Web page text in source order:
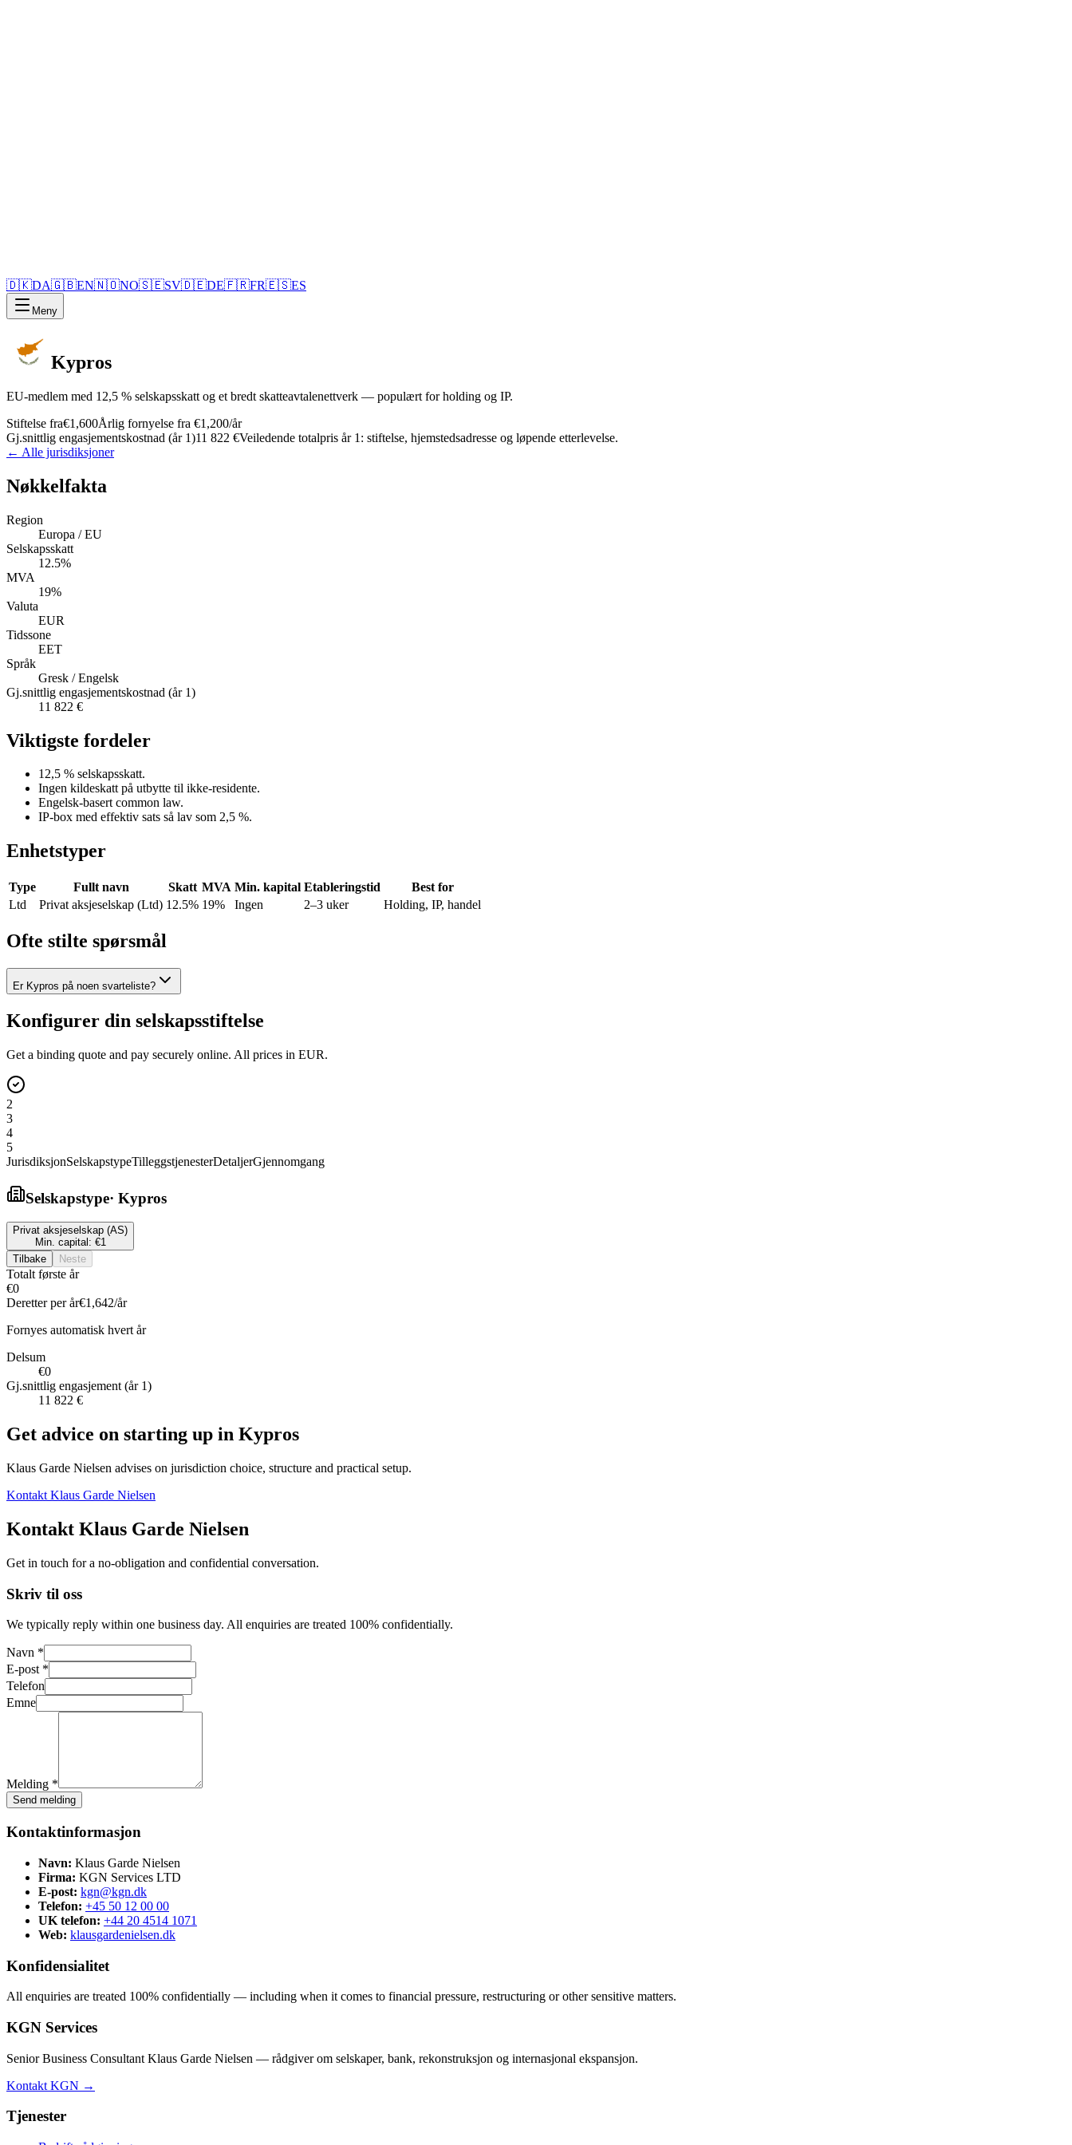
🇩🇰DA🇬🇧EN🇳🇴NO🇸🇪SV🇩🇪DE🇫🇷FR🇪🇸ES
Meny
Kypros
EU-medlem med 12,5 % selskapsskatt og et bredt skatteavtalenettverk — populært for holding og IP.
Stiftelse fra€1,600Årlig fornyelse fra €1,200/år
Gj.snittlig engasjementskostnad (år 1)11 822 €Veiledende totalpris år 1: stiftelse, hjemstedsadresse og løpende etterlevelse.
← Alle jurisdiksjoner
Nøkkelfakta
Region
Europa / EU
Selskapsskatt
12.5%
MVA
19%
Valuta
EUR
Tidssone
EET
Språk
Gresk / Engelsk
Gj.snittlig engasjementskostnad (år 1)
11 822 €
Viktigste fordeler
12,5 % selskapsskatt.
Ingen kildeskatt på utbytte til ikke-residente.
Engelsk-basert common law.
IP-box med effektiv sats så lav som 2,5 %.
Enhetstyper
Type Fullt navn Skatt MVA Min. kapital Etableringstid
Best for
Ltd
Privat aksjeselskap (Ltd) 12.5% 19% Ingen 2–3 uker Holding, IP, handel
Ofte stilte spørsmål
Er Kypros på noen svarteliste?
Konfigurer din selskapsstiftelse
Get a binding quote and pay securely online. All prices in EUR.
2
3
4
5
JurisdiksjonSelskapstypeTilleggstjenesterDetaljerGjennomgang
Selskapstype· Kypros
Privat aksjeselskap (AS)
Min. capital: €1
Tilbake
Neste
Totalt første år
€0
Deretter per år€1,642/år
Fornyes automatisk hvert år
Delsum
€0
Gj.snittlig engasjement (år 1)
11 822 €
Get advice on starting up in Kypros
Klaus Garde Nielsen advises on jurisdiction choice, structure and practical setup.
Kontakt Klaus Garde Nielsen
Kontakt Klaus Garde Nielsen
Get in touch for a no-obligation and confidential conversation.
Skriv til oss
We typically reply within one business day. All enquiries are treated 100% confidentially.
Navn *
E-post *
Telefon
Emne
Melding *
Send melding
Kontaktinformasjon
Navn: Klaus Garde Nielsen
Firma: KGN Services LTD
E-post: kgn@kgn.dk
Telefon: +45 50 12 00 00
UK telefon: +44 20 4514 1071
Web: klausgardenielsen.dk
Konfidensialitet
All enquiries are treated 100% confidentially — including when it comes to financial pressure, restructuring or other sensitive matters.
KGN Services
Senior Business Consultant Klaus Garde Nielsen — rådgiver om selskaper, bank, rekonstruksjon og internasjonal ekspansjon.
Kontakt KGN →
Tjenester